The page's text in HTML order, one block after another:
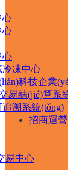
心
心
心
冷凍中心
科技企業
易結(jié)算系
溯系統(tǒng)
招商運營
易中心